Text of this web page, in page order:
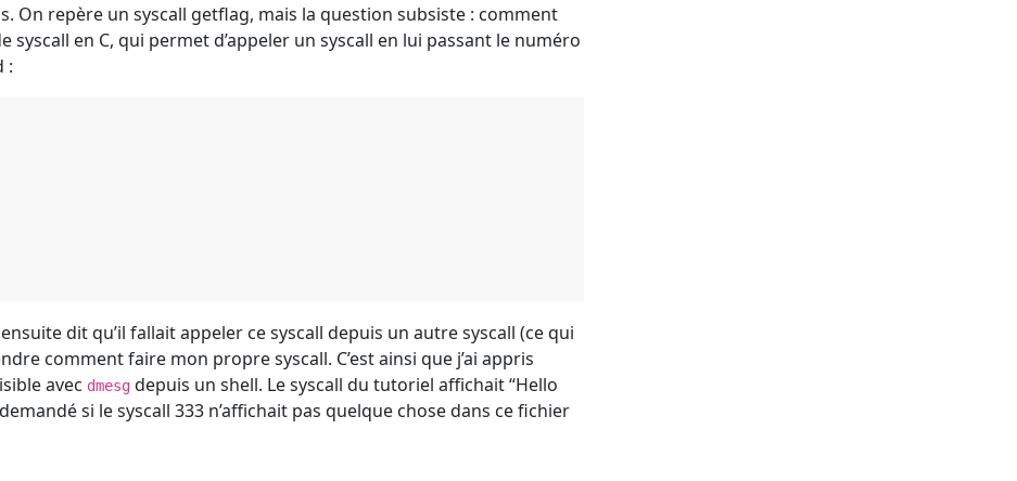
On repère un syscall getflag, mais la question subsiste : comment
syscall en C, qui permet d’appeler un syscall en lui passant le numéro
:
dit qu’il fallait appeler ce syscall depuis un autre syscall (ce qui
comment faire mon propre syscall. C’est ainsi que j’ai appris
avec dmesg depuis un shell. Le syscall du tutoriel affichait “Hello
si le syscall 333 n’affichait pas quelque chose dans ce fichier